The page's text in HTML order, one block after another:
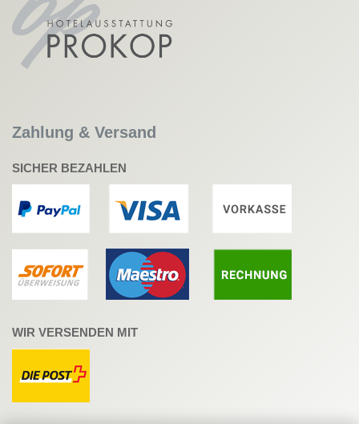
Zahlung & Versand
SICHER BEZAHLEN
WIR VERSENDEN MIT